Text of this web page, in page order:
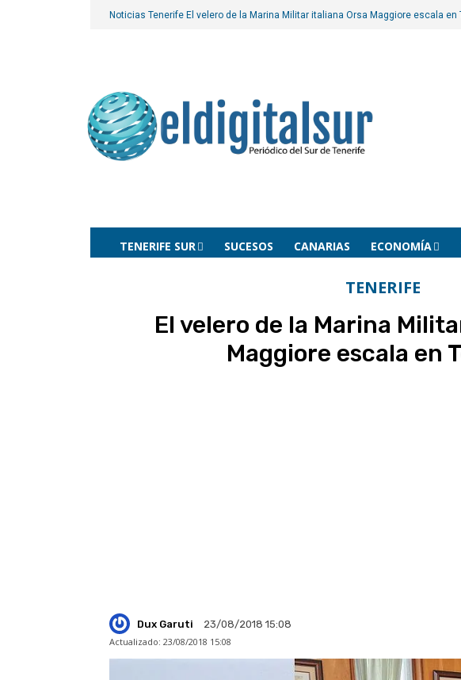
Noticias Tenerife El velero de la Marina Militar italiana Orsa Maggiore escala en
TENERIFE SUR SUCESOS CANARIAS ECONOMÍA
TENERIFE
El velero de la Marina
Maggiore escala en
Dux Garuti
23/08/2018 15:08
Actualizado: 23/08/2018 15:08